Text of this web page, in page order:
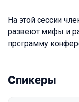
На этой сессии
развеют мифы и
программу
Спикеры